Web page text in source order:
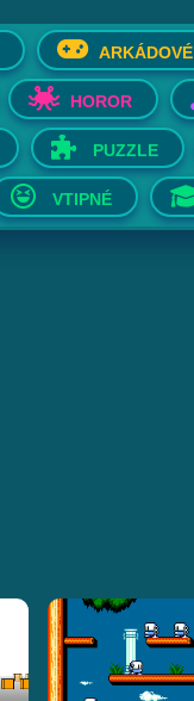
ARKÁDOVÉ
HOROR
PUZZLE
VTIPNÉ